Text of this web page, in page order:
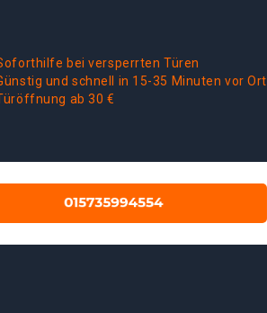
bei versperrten Türen
und schnell in 15-35 Minuten vor Ort
ab 30 €